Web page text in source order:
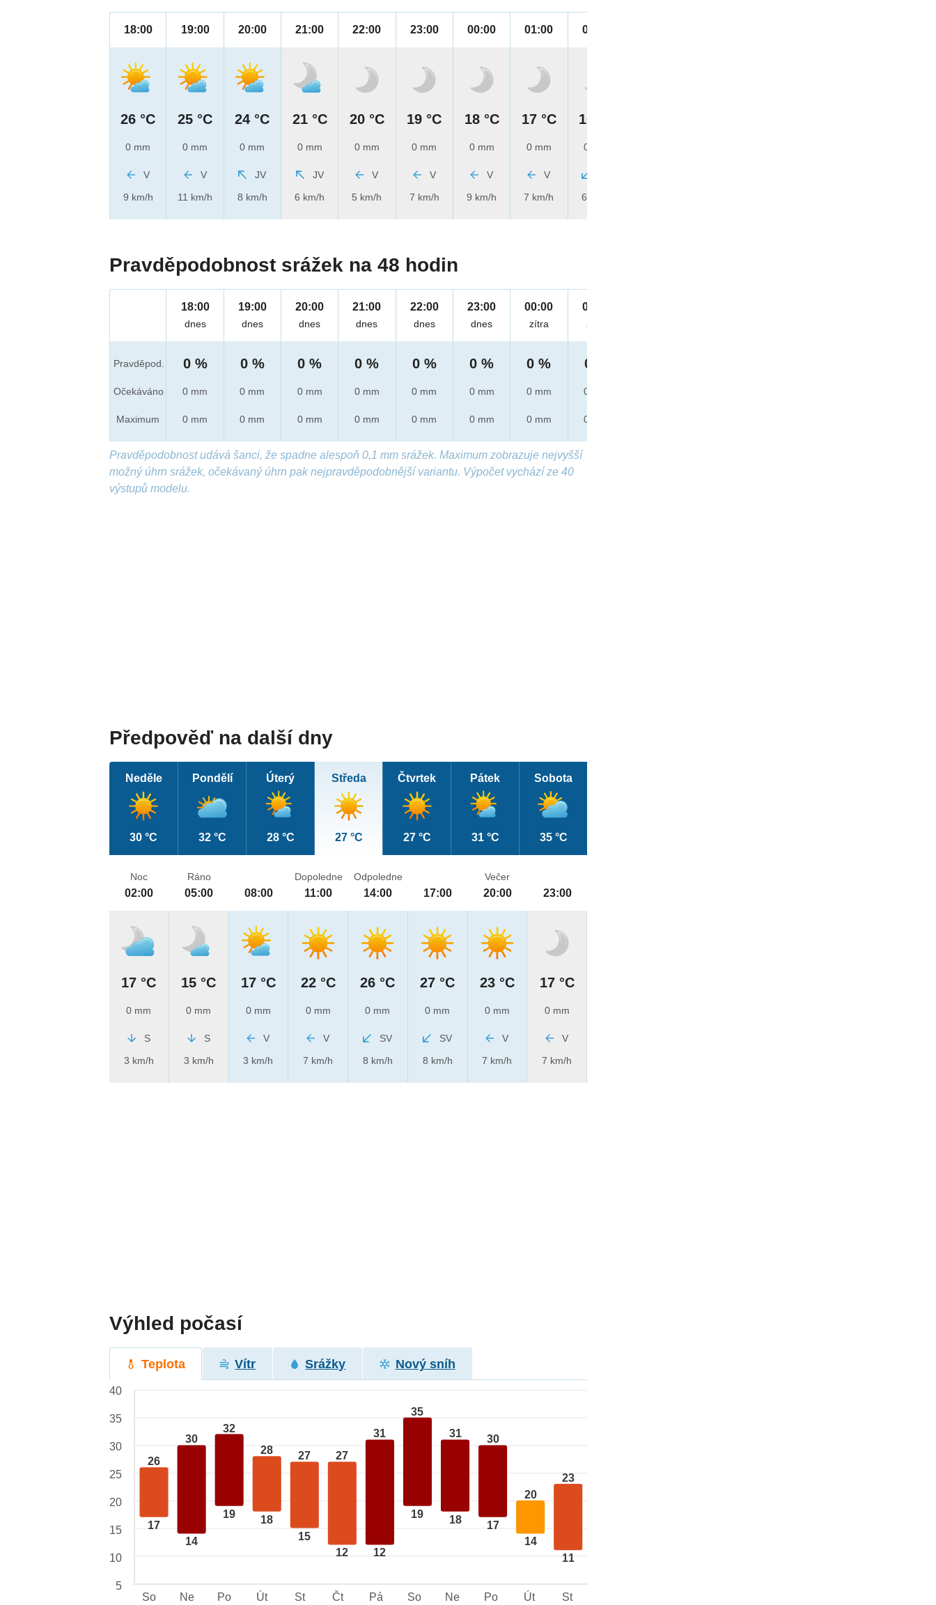
18:00
26 °C
0 mm
V
9 km/h
19:00
25 °C
0 mm
V
11 km/h
20:00
24 °C
0 mm
JV
8 km/h
21:00
21 °C
0 mm
JV
6 km/h
22:00
20 °C
0 mm
V
5 km/h
23:00
19 °C
0 mm
V
7 km/h
00:00
18 °C
0 mm
V
9 km/h
01:00
17 °C
0 mm
V
7 km/h
02:00
16 °C
0 mm
6 km/h
Pravděpodobnost srážek na 48 hodin
Pravděpod.
Očekáváno
Maximum
18:00
dnes
0 %
0 mm
0 mm
19:00
dnes
0 %
0 mm
0 mm
20:00
dnes
0 %
0 mm
0 mm
21:00
dnes
0 %
0 mm
0 mm
22:00
dnes
0 %
0 mm
0 mm
23:00
dnes
0 %
0 mm
0 mm
00:00
zítra
0 %
0 mm
0 mm
01:00
zítra
0 %
0 mm
0 mm
Pravděpodobnost udává šanci, že spadne alespoň 0,1 mm srážek. Maximum zobrazuje nejvyšší
možný úhrn srážek, očekávaný úhrn pak nejpravděpodobnější variantu. Výpočet vychází ze 40
výstupů modelu.
Předpověď na další dny
Neděle
30 °C
Pondělí
32 °C
Úterý
28 °C
Středa
27 °C
Čtvrtek
27 °C
Pátek
31 °C
Sobota
35 °C
Noc
02:00
17 °C
0 mm
S
3 km/h
Ráno
05:00
15 °C
0 mm
S
3 km/h
08:00
17 °C
0 mm
V
3 km/h
Dopoledne
11:00
22 °C
0 mm
V
7 km/h
Odpoledne
14:00
26 °C
0 mm
SV
8 km/h
17:00
27 °C
0 mm
SV
8 km/h
Večer
20:00
23 °C
0 mm
V
7 km/h
23:00
17 °C
0 mm
V
7 km/h
Výhled počasí
Teplota Vítr Srážky Nový sníh
26
17
30
14
32
19
28
18
27
15
27
12
31
12
35
19
31
18
30
17
20
14
23
11
40
35
30
25
20
15
10
5
So
Ne Po Út St Čt Pá So Ne Po Út St